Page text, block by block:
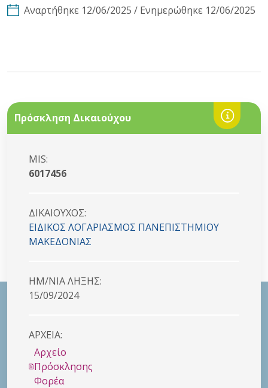
Αναρτήθηκε 12/06/2025 / Ενημερώθηκε 12/06/2025
Πρόσκληση Δικαιούχου
MIS:
6017456
ΔΙΚΑΙΟYΧΟΣ:
ΕΙΔΙΚΟΣ ΛΟΓΑΡΙΑΣΜΟΣ ΠΑΝΕΠΙΣΤΗΜΙΟΥ
ΜΑΚΕΔΟΝΙΑΣ
HM/NIA ΛΗΞΗΣ:
15/09/2024
ΑΡΧΕΙΑ:
Αρχείο
Πρόσκλησης
Φορέα